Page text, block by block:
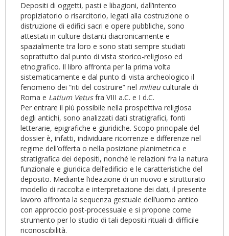
Depositi di oggetti, pasti e libagioni, dall’intento
propiziatorio o risarcitorio, legati alla costruzione o
distruzione di edifici sacri e opere pubbliche, sono
attestati in culture distanti diacronicamente e
spazialmente tra loro e sono stati sempre studiati
soprattutto dal punto di vista storico-religioso ed
etnografico. Il libro affronta per la prima volta
sistematicamente e dal punto di vista archeologico il
fenomeno dei “riti del costruire” nel milieu culturale di
Roma e Latium Vetusfra VIII a.C. e I d.C.
Per entrare il più possibile nella prospettiva religiosa
degli antichi, sono analizzati dati stratigrafici, fonti
letterarie, epigrafiche e giuridiche. Scopo principale del
dossier è, infatti, individuare ricorrenze e differenze nel
regime dell’offerta o nella posizione planimetrica e
stratigrafica dei depositi, nonché le relazioni fra la natura
funzionale e giuridica dell’edificio e le caratteristiche del
deposito. Mediante l’ideazione di un nuovo e strutturato
modello di raccolta e interpretazione dei dati, il presente
lavoro affronta la sequenza gestuale dell’uomo antico
con approccio post-processuale e si propone come
strumento per lo studio di tali depositi rituali di difficile
riconoscibilità.